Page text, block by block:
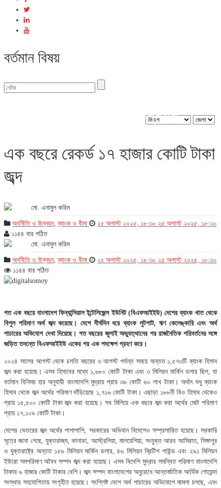
বর্তমান বিষয়
বিভাগ : অর্থনীতি ও উন্নয়ন
এক বছরে রেকর্ড ১৭ হাজার কোটি টাকা
জব্দ
মো. এনামুল করিম
অর্থনীতি ও উন্নয়ন,ব্যাংক ও বীমা ২৫ অগাস্ট ২০২৫, ১৮:৩০ ২৫ অগাস্ট ২০২৫, ১৮:৩০
১১৪৪ বার পঠিত
মো. এনামুল করিম
অর্থনীতি ও উন্নয়ন,ব্যাংক ও বীমা ২৫ অগাস্ট ২০২৫, ১৮:৩০ ২৫ অগাস্ট ২০২৫, ১৮:৩০
১১৪৪ বার পঠিত
গত এক বছরে বাংলাদেশ ফিন্যান্সিয়াল ইন্টেলিজেন্স ইউনিট (বিএফআইইউ) দেশের ব্যাংক খাত থেকে
বিপুল পরিমাণ অর্থ জব্দ করেছে। দেশে দীর্ঘদিন ধরে ব্যাংক লুটপাট, ঋণ কেলেঙ্কারি এবং অর্থ
পাচারের অভিযোগ দেখা দিয়েছে। গত বছরের জুলাই অভ্যুত্থানের পর রাজনৈতিক পরিবর্তনের সঙ্গে
জড়িত তদন্তে বিএফআইইউ একের পর এক পদক্ষেপ গ্রহণ করে।
২০২৪ সালের আগস্ট থেকে চলতি বছরের ৩ আগস্ট পর্যন্ত সময়ে অন্তত ১,৫৭৩টি ব্যাংক হিসাব
জব্দ করা হয়েছে। এসব হিসাবের মধ্যে ১,৬৮০ কোটি টাকা এবং ৩ মিলিয়ন মার্কিন ডলার ছিল, যা
বর্তমান বিনিময় হার অনুযায়ী বাংলাদেশি মুদ্রায় প্রায় ৩৬ কোটি ৬০ লাখ টাকা। অর্থাৎ শুধু ব্যাংক
হিসাব থেকে জব্দ অর্থের পরিমাণ দাঁড়িয়েছে ১,৭১৬ কোটি টাকা। এছাড়া ১৮৮টি বিও হিসাব থেকেও
প্রায় ১৫,৫০০ কোটি টাকা জব্দ করা হয়েছে। সব মিলিয়ে এক বছরে জব্দ করা অর্থের মোট পরিমাণ
প্রায় ১৭,১০৯ কোটি টাকা।
দেশের ভেতরের জব্দ অর্থের পাশাপাশি, সরকারের অভিযান বিদেশেও সম্প্রসারিত হয়েছে। সরকারি
সূত্রে জানা গেছে, যুক্তরাজ্য, কানাডা, অস্ট্রেলিয়া, মালয়েশিয়া, সংযুক্ত আরব আমিরাত, সিঙ্গাপুর
ও যুক্তরাষ্ট্রে অন্তত ১৫৬ মিলিয়ন মার্কিন ডলার, ৪৬ মিলিয়ন ব্রিটিশ পাউন্ড এবং ২৯১ মিলিয়ন
ইউরো সমপরিমাণ অবৈধ সম্পদ জব্দ করা হয়েছে। এসব বিদেশি মুদ্রার সমন্বিত পরিমাণ বাংলাদেশি
টাকায় ৬ হাজার কোটি টাকার বেশি। জব্দ সম্পদ বাংলাদেশের অনুরোধে আন্তর্জাতিক আর্থিক গোয়েন্দা
সংস্থার সহযোগিতায় সংগৃহীত হয়েছে। সংশ্লিষ্ট দেশে অর্থ পাচারের অভিযোগে মামলা চলছে, এবং